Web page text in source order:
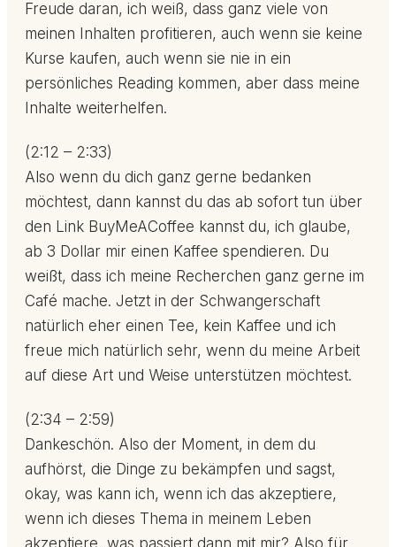
Freude daran, ich weiß, dass ganz viele von
meinen Inhalten profitieren, auch wenn sie keine
Kurse kaufen, auch wenn sie nie in ein
persönliches Reading kommen, aber dass meine
Inhalte weiterhelfen.
(2:12 – 2:33)
Also wenn du dich ganz gerne bedanken
möchtest, dann kannst du das ab sofort tun über
den Link BuyMeACoffee kannst du, ich glaube,
ab 3 Dollar mir einen Kaffee spendieren. Du
weißt, dass ich meine Recherchen ganz gerne im
Café mache. Jetzt in der Schwangerschaft
natürlich eher einen Tee, kein Kaffee und ich
freue mich natürlich sehr, wenn du meine Arbeit
auf diese Art und Weise unterstützen möchtest.
(2:34 – 2:59)
Dankeschön. Also der Moment, in dem du
aufhörst, die Dinge zu bekämpfen und sagst,
okay, was kann ich, wenn ich das akzeptiere,
wenn ich dieses Thema in meinem Leben